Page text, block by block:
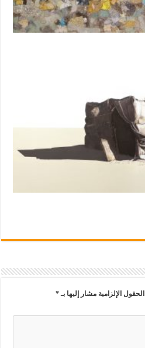
الحقول الإلزامية مشار إليها بـ*